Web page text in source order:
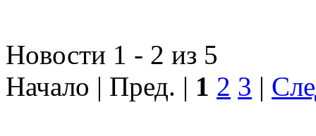
Новости 1 - 2 из 5
Начало | Пред. | 1 2 3 |